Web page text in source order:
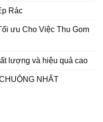
Rác
ưu Cho Việc Thu Gom
lượng và hiệu quả cao
NHẤT